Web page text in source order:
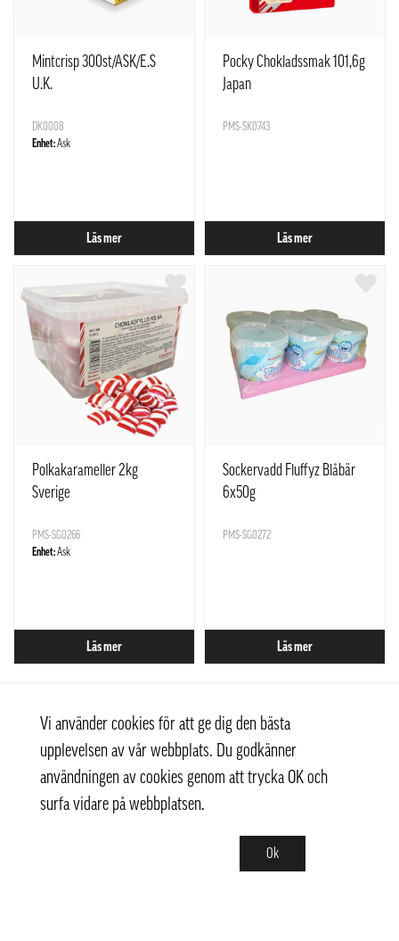
Mintcrisp 300st/ASK/E.S
U.K.
DK0008
Enhet:Ask
Läs mer
Pocky Chokladssmak 101,6g
Japan
PMS-SK0743
Läs mer
Polkakarameller 2kg
Sverige
PMS-SG0266
Enhet:Ask
Läs mer
Sockervadd Fluffyz Blåbär
6x50g
PMS-SG0272
Läs mer
Vi använder cookies för att ge dig den bästa
upplevelsen av vår webbplats. Du godkänner
användningen av cookies genom att trycka OK och
surfa vidare på webbplatsen.
Ok